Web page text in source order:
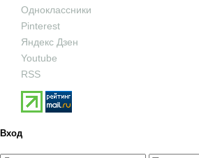
Одноклассники
Pinterest
Яндекс Дзен
Youtube
RSS
Вход